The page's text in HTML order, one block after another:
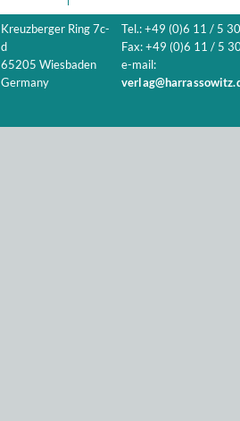
Kreuzberger Ring 7c-
d
65205 Wiesbaden
Germany
Tel.: +49 (0)6 11 / 5
Fax: +49 (0)6 11 / 5
e-mail: